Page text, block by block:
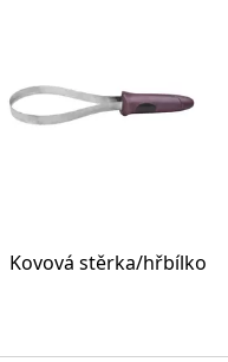
Kovová stěrka/hřbílko